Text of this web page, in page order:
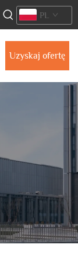
Uzyskaj ofertę
PL